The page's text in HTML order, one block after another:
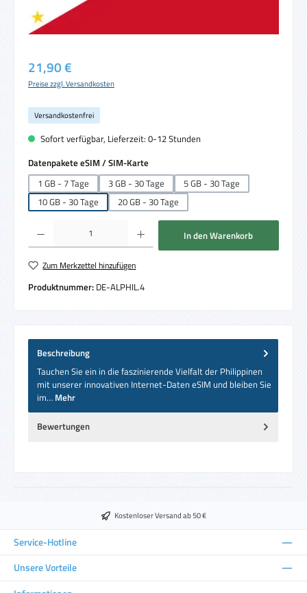
Regulärer Preis:
21,90 €
Preise zzgl. Versandkosten
Versandkostenfrei
Sofort verfügbar, Lieferzeit: 0-12 Stunden
Datenpakete eSIM / SIM-Karte
1 GB - 7 Tage
3 GB - 30 Tage
5 GB - 30 Tage
10 GB - 30 Tage
20 GB - 30 Tage
Produkt Anzahl: Gib den gewünschten Wert ein oder benutze die Schaltflächen um
In den Warenkorb
Zum Merkzettel hinzufügen
Produktnummer: DE-ALPHIL.4
Beschreibung
Tauchen Sie ein in die faszinierende Vielfalt der Philippinen
mit unserer innovativen Internet-Daten eSIM und bleiben Sie
im… Mehr
Bewertungen
Kostenloser Versand ab 50 €
Service-Hotline
Unsere Vorteile